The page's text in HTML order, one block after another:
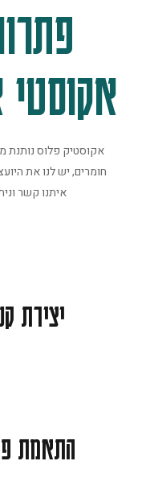
אקוסטיק פלוס נותנת
חומרים, יש לנו את
איתנו קשר
יצירת
התאמת